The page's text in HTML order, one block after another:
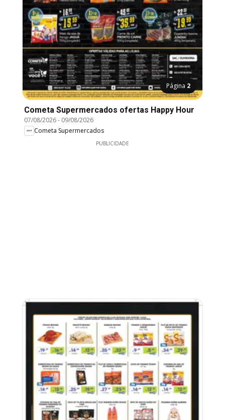
Página 2
Cometa Supermercados ofertas Happy Hour
07/08/2026- 09/08/2026
Cometa Supermercados
PUBLICIDADE